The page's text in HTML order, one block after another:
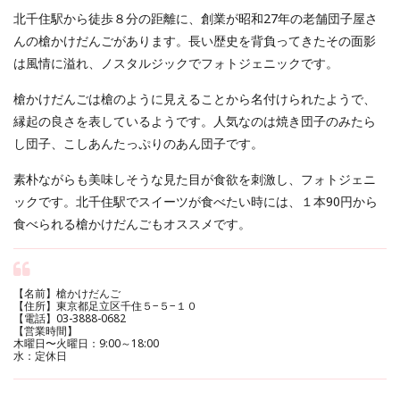
北千住駅から徒歩８分の距離に、創業が昭和27年の老舗団子屋さ
んの槍かけだんごがあります。長い歴史を背負ってきたその面影
は風情に溢れ、ノスタルジックでフォトジェニックです。
槍かけだんごは槍のように見えることから名付けられたようで、
縁起の良さを表しているようです。人気なのは焼き団子のみたら
し団子、こしあんたっぷりのあん団子です。
素朴ながらも美味しそうな見た目が食欲を刺激し、フォトジェニ
ックです。北千住駅でスイーツが食べたい時には、１本90円から
食べられる槍かけだんごもオススメです。
【名前】槍かけだんご
【住所】東京都足立区千住５−５−１０
【電話】03-3888-0682
【営業時間】
木曜日〜火曜日：9:00～18:00
水：定休日